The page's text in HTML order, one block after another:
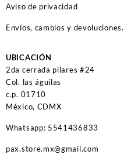
Aviso de privacidad
Envíos, cambios y devoluciones.
UBICACIÓN
2da cerrada pilares #24
Col. las águilas
c.p. 01710
México, CDMX
Whatsapp: 5541436833
pax.store.mx@gmail.com